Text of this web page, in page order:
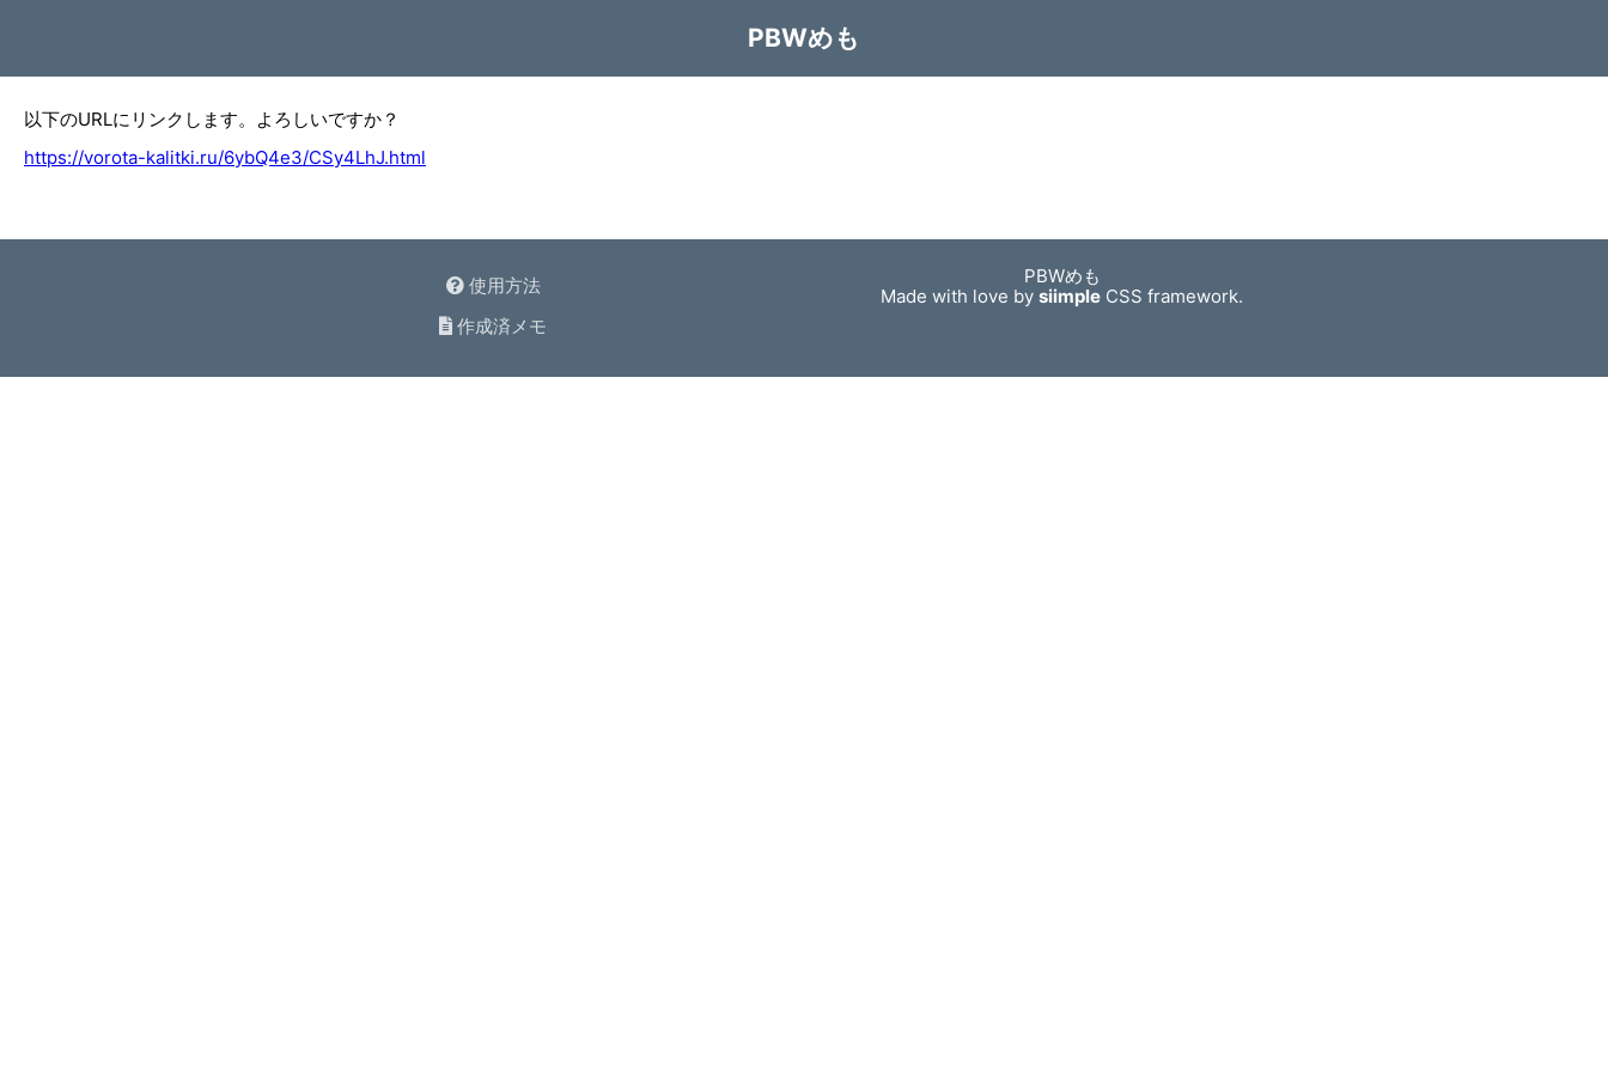
PBWめも
以下のURLにリンクします。よろしいですか？
https://vorota-kalitki.ru/6ybQ4e3/CSy4LhJ.html
使用方法
作成済メモ
PBWめも
Made with love bysiimple CSS framework.